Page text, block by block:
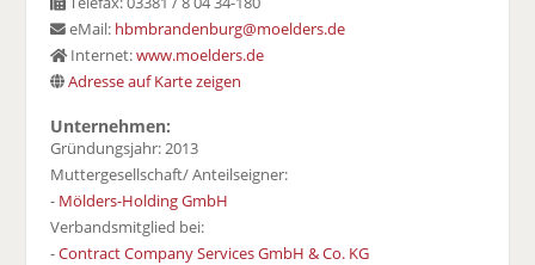
eMail: hbmbrandenburg@moelders.de
Internet:www.moelders.de
Adresse auf Karte zeigen
Unternehmen:
Gründungsjahr: 2013
Muttergesellschaft/ Anteilseigner:
- Mölders-Holding GmbH
Verbandsmitglied bei:
-Contract Company Services GmbH & Co. KG